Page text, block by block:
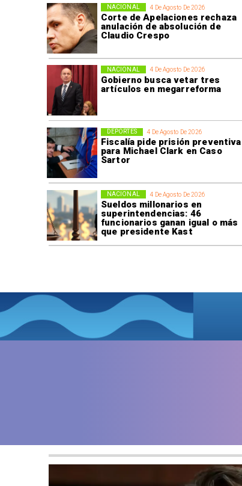
4 De Agosto De 2026
Corte de Apelaciones rechaza
anulación de absolución de
Claudio Crespo
NACIONAL
4 De Agosto De 2026
Gobierno busca vetar tres
artículos en megarreforma
NACIONAL
4 De Agosto De 2026
Fiscalía pide prisión preventiva
para Michael Clark en Caso
Sartor
DEPORTES
4 De Agosto De 2026
Sueldos millonarios en
superintendencias: 46
funcionarios ganan igual o más
que presidente Kast
NACIONAL